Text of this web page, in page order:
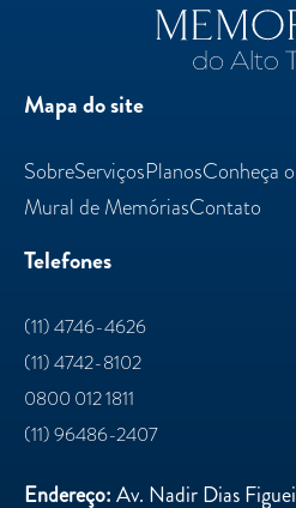
Mapa do site
SobreServiçosPlanosConheça
Mural de MemóriasContato
Telefones
(11) 4746-4626
(11) 4742-8102
0800 012 1811
(11) 96486-2407
Endereço:Av. Nadir Dias